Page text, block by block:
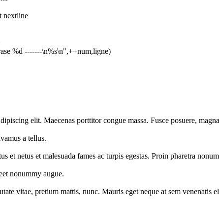
-------\n%s\n",++num,ligne)
elit. Maecenas porttitor congue massa. Fusce posuere,
a tellus.
et netus et malesuada fames ac turpis egestas. Proin pharetra
nonummy augue.
vitae, pretium mattis, nunc. Mauris eget neque at sem venenatis